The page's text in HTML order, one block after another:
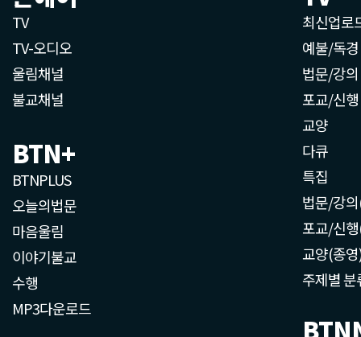
TV
TV-오디오
울림채널
불교채널
BTN+
BTNPLUS
오늘의법문
마음울림
이야기불교
수행
MP3다운로드
최신업로
예불/독경
법문/강의
포교/신행
교양
다큐
특집
법문/강
포교/신
교양(종
주제별 분